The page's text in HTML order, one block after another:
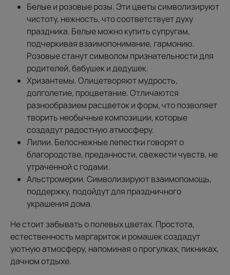
Белые и розовые розы. Эти цветы символизируют
чистоту, нежность, что соответствует духу
праздника. Белые можно купить супругам,
подчеркивая взаимопонимание, гармонию.
Розовые станут символом признательности для
родителей, бабушек и дедушек.
Хризантемы. Олицетворяют мудрость,
долголетие, процветание. Отличаются
разнообразием расцветок и форм, что позволяет
творить необычные композиции, которые
создадут радостную атмосферу.
Лилии. Белоснежные лепестки говорят о
благородстве, преданности, свежести чувств, не
утраченной с годами.
Альстромерии. Символизируют взаимопомощь,
поддержку, подойдут для праздничного
украшения дома.
Не стоит забывать о полевых цветах. Простота,
естественность маргариток и ромашек создадут
уютную атмосферу, напоминая о прогулках, пикниках,
дачном отдыхе.